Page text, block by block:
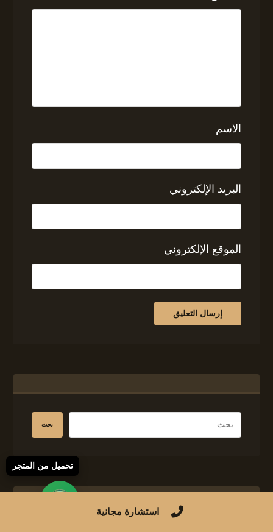
الاسم
البريد الإلكتروني
الموقع الإلكتروني
استشارة مجانية
تحميل من المتجر